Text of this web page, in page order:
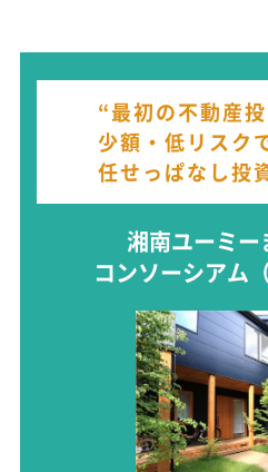
“最初の不動産
少額・低リスク
任せっぱなし投
湘南ユーミー
コンソーシアム